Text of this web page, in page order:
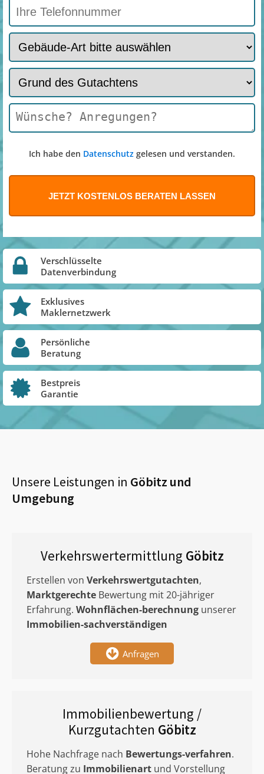
Ich habe den Datenschutz gelesen und verstanden.
Verschlüsselte
Datenverbindung
Exklusives
Maklernetzwerk
Persönliche
Beratung
Bestpreis
Garantie
Unsere Leistungen in Göbitz und
Umgebung
Verkehrswertermittlung Göbitz
Erstellen von Verkehrswertgutachten,
Marktgerechte Bewertung mit 20-jähriger
Erfahrung. Wohnflächen-berechnung unserer
Immobilien-sachverständigen
Anfragen
Immobilienbewertung /
Kurzgutachten Göbitz
Hohe Nachfrage nach Bewertungs-verfahren.
Beratung zu Immobilienart und Vorstellung